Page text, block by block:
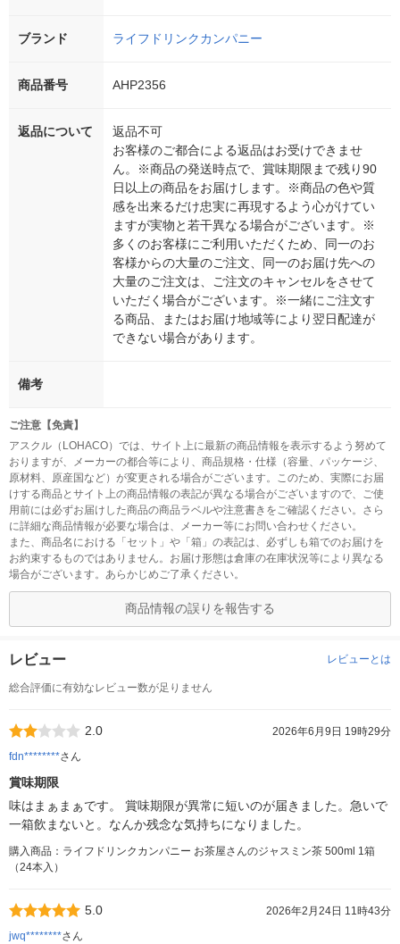
ブランド ライフドリンクカンパニー
商品番号 AHP2356
返品について
返品不可
お客様のご都合による返品はお受けできませ
ん。※商品の発送時点で、賞味期限まで残り90
日以上の商品をお届けします。※商品の色や質
感を出来るだけ忠実に再現するよう心がけてい
ますが実物と若干異なる場合がございます。※
多くのお客様にご利用いただくため、同一のお
客様からの大量のご注文、同一のお届け先への
大量のご注文は、ご注文のキャンセルをさせて
いただく場合がございます。※一緒にご注文す
る商品、またはお届け地域等により翌日配達が
できない場合があります。
備考
ご注意【免責】
アスクル（LOHACO）では、サイト上に最新の商品情報を表示するよう努めて
おりますが、メーカーの都合等により、商品規格・仕様（容量、パッケージ、
原材料、原産国など）が変更される場合がございます。このため、実際にお届
けする商品とサイト上の商品情報の表記が異なる場合がございますので、ご使
用前には必ずお届けした商品の商品ラベルや注意書きをご確認ください。さら
に詳細な商品情報が必要な場合は、メーカー等にお問い合わせください。
また、商品名における「セット」や「箱」の表記は、必ずしも箱でのお届けを
お約束するものではありません。お届け形態は倉庫の在庫状況等により異なる
場合がございます。あらかじめご了承ください。
商品情報の誤りを報告する
レビュー レビューとは
総合評価に有効なレビュー数が足りません
2.0
2026年6月9日 19時29分
fdn********さん
賞味期限
味はまぁまぁです。 賞味期限が異常に短いのが届きました。急いで
一箱飲まないと。なんか残念な気持ちになりました。
購入商品：ライフドリンクカンパニー お茶屋さんのジャスミン茶 500ml 1箱
（24本入）
5.0
2026年2月24日 11時43分
jwq********さん